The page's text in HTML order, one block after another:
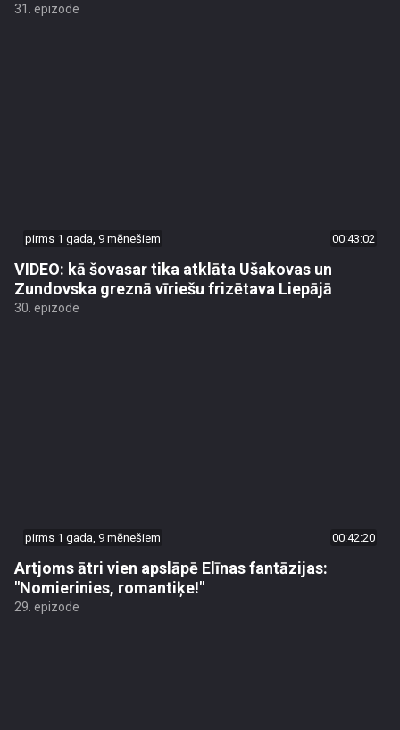
31. epizode
pirms 1 gada, 9 mēnešiem 00:43:02
VIDEO: kā šovasar tika atklāta Ušakovas un
Zundovska greznā vīriešu frizētava Liepājā
30. epizode
pirms 1 gada, 9 mēnešiem 00:42:20
Artjoms ātri vien apslāpē Elīnas fantāzijas:
"Nomierinies, romantiķe!"
29. epizode